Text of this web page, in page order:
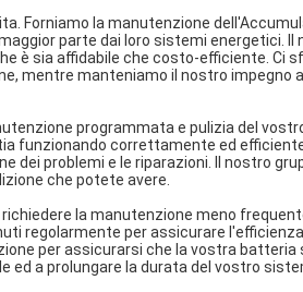
Forniamo la manutenzione
parte dai loro sistemi energetici. Il
è sia affidabile che costo-efficiente. Ci
mentre manteniamo il nostro impegno
programmata e pulizia del
funzionando correttamente ed
dei problemi e le riparazioni. Il nostro
che potete avere.
la manutenzione meno
regolarmente per assicurare
per assicurarsi che la vostra batteria
ed a prolungare la durata del vostro